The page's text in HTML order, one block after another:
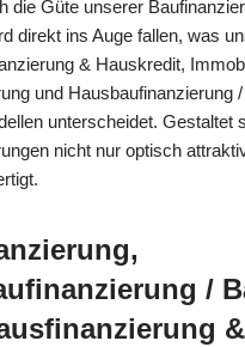
die Güte unserer
direkt ins Auge fallen, was
& Hauskredit,
und Hausbaufinanzierung
unterscheidet. Gestaltet
nicht nur optisch
/
&